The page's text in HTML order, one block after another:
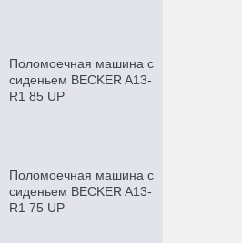
Поломоечная машина с
сиденьем BECKER A13-
R1 85 UP
Поломоечная машина с
сиденьем BECKER A13-
R1 75 UP